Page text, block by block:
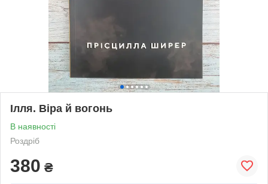
Ілля. Віра й вогонь
В наявності
Роздріб
380 ₴